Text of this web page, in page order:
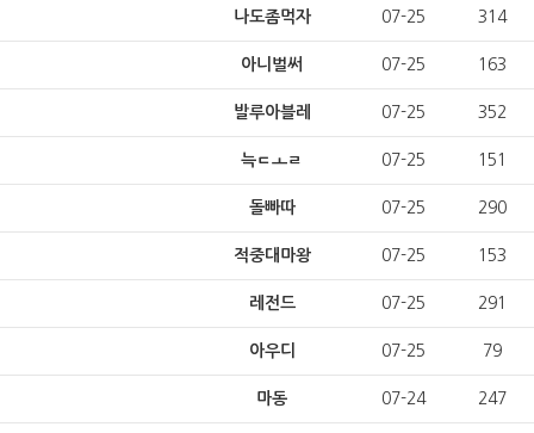
나도좀먹자 07-25 314
아니벌써 07-25 163
발루아블레 07-25 352
늑ㄷㅗㄹ 07-25 151
돌빠따 07-25 290
적중대마왕 07-25 153
레전드 07-25 291
아우디 07-25 79
마동 07-24 247